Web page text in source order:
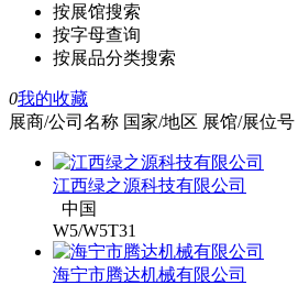
按展馆搜索
按字母查询
按展品分类搜索
0我的收藏
展商/公司名称 国家/地区 展馆/展位号
江西绿之源科技有限公司
中国
W5/W5T31
海宁市腾达机械有限公司